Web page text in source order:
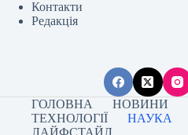
Контакти
Редакція
ГОЛОВНА НОВИНИ
ТЕХНОЛОГІЇ
НАУКА
ЛАЙФСТАЙЛ